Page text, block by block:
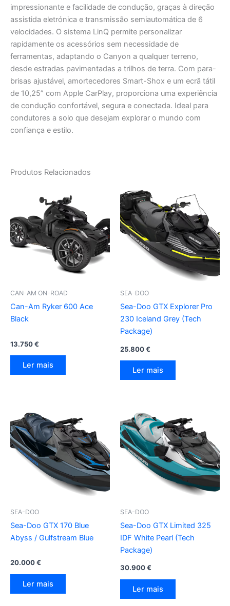
impressionante e facilidade de condução, graças à direção
assistida eletrónica e transmissão semiautomática de 6
velocidades. O sistema LinQ permite personalizar
rapidamente os acessórios sem necessidade de
ferramentas, adaptando o Canyon a qualquer terreno,
desde estradas pavimentadas a trilhos de terra. Com para-
brisas ajustável, amortecedores Smart-Shox e um ecrã tátil
de 10,25” com Apple CarPlay, proporciona uma experiência
de condução confortável, segura e conectada. Ideal para
condutores a solo que desejam explorar o mundo com
confiança e estilo.
Produtos Relacionados
CAN-AM ON-ROAD
Can-Am Ryker 600 Ace
Black
13.750€
Ler mais
SEA-DOO
Sea-Doo GTX Explorer Pro
230 Iceland Grey (Tech
Package)
25.800€
Ler mais
SEA-DOO
Sea-Doo GTX 170 Blue
Abyss / Gulfstream Blue
20.000€
Ler mais
SEA-DOO
Sea-Doo GTX Limited 325
IDF White Pearl (Tech
Package)
30.900€
Ler mais